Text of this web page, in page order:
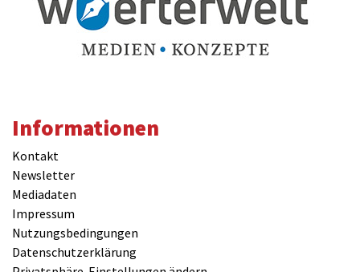
Informationen
Kontakt
Newsletter
Mediadaten
Impressum
Nutzungsbedingungen
Datenschutzerklärung